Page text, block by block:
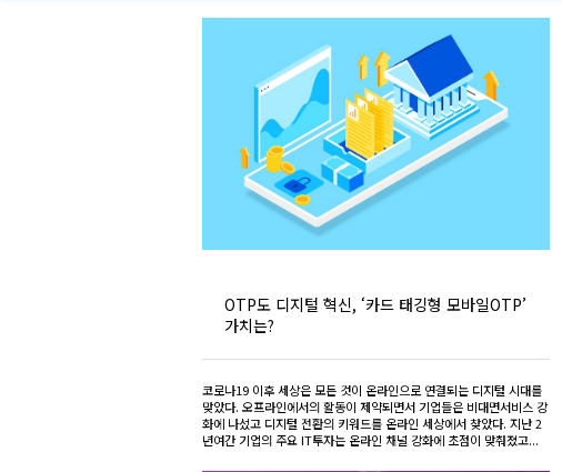
OTP도 디지털 혁신, ‘카드 태깅형 모바일OTP’
가치는?
코로나19 이후 세상은 모든 것이 온라인으로 연결되는 디지털 시대를
맞았다. 오프라인에서의 활동이 제약되면서 기업들은 비대면서비스 강
화에 나섰고 디지털 전환의 키워드를 온라인 세상에서 찾았다. 지난 2
년여간 기업의 주요 IT투자는 온라인 채널 강화에 초점이 맞춰졌고...